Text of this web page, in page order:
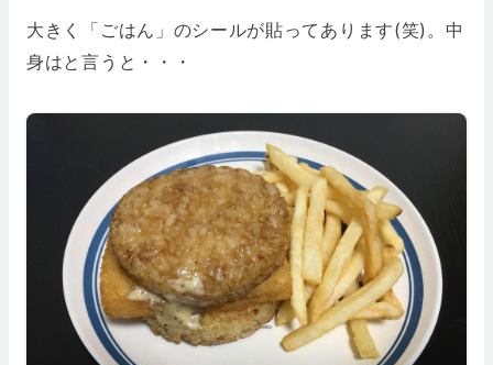
大きく「ごはん」のシールが貼ってあります(笑)。中
身はと言うと・・・